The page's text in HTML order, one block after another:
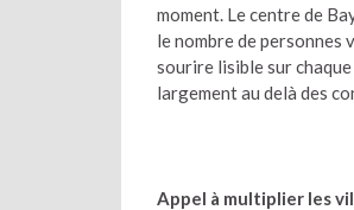
moment. Le centre de
le nombre de personnes
sourire lisible sur
largement au delà des
Appel à multiplier les